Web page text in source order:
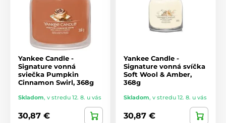
Yankee Candle -
Signature vonná
sviečka Pumpkin
Cinnamon Swirl, 368g
Skladom, v stredu 12. 8. u vás
30,87 €
Yankee Candle -
Signature vonná svíčka
Soft Wool & Amber,
368g
Skladom, v stredu 12. 8. u vás
30,87 €